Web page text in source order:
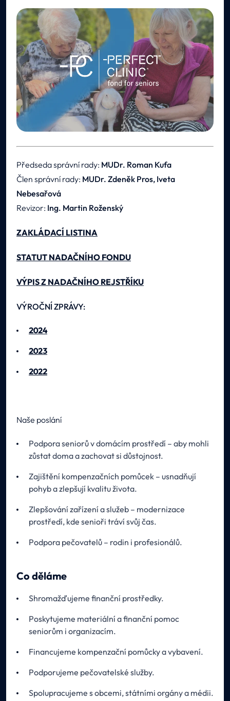
Předseda správní rady: MUDr. Roman Kufa
Člen správní rady: MUDr. Zdeněk Pros, Iveta
Nebesařová
Revizor: Ing. Martin Roženský
ZAKLÁDACÍ LISTINA
STATUT NADAČNÍHO FONDU
VÝPIS Z NADAČNÍHO REJSTŘÍKU
VÝROČNÍ ZPRÁVY:
2024
2023
2022
Naše poslání
Podpora seniorů v domácím prostředí – aby mohli
zůstat doma a zachovat si důstojnost.
Zajištění kompenzačních pomůcek – usnadňují
pohyb a zlepšují kvalitu života.
Zlepšování zařízení a služeb – modernizace
prostředí, kde senioři tráví svůj čas.
Podpora pečovatelů – rodin i profesionálů.
Co děláme
Shromažďujeme finanční prostředky.
Poskytujeme materiální a finanční pomoc
seniorům i organizacím.
Financujeme kompenzační pomůcky a vybavení.
Podporujeme pečovatelské služby.
Spolupracujeme s obcemi, státními orgány a médii.